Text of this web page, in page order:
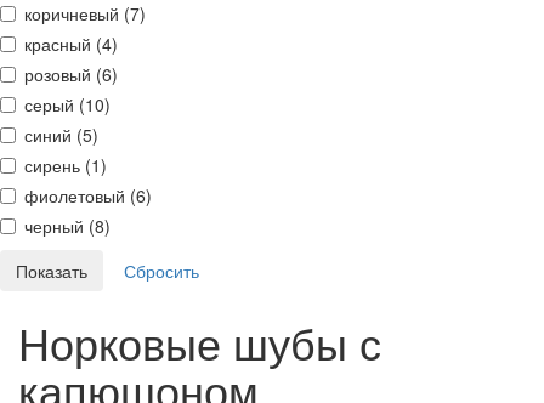
коричневый (7)
красный (4)
розовый (6)
серый (10)
синий (5)
сирень (1)
фиолетовый (6)
черный (8)
Норковые шубы с
капюшоном